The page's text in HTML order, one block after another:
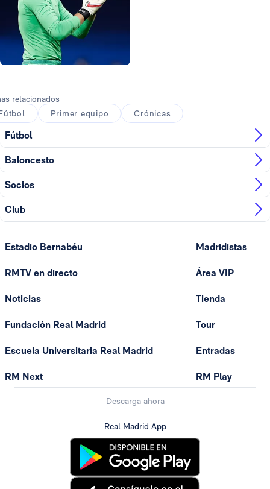
relacionados
Primer equipo Crónicas
Fútbol
Baloncesto
Socios
Club
Estadio Bernabéu
RMTV en directo
Noticias
Fundación Real Madrid
Escuela Universitaria Real Madrid
RM Next
Madridistas
Área VIP
Tienda
Tour
Entradas
RM Play
Descarga ahora
Real Madrid App